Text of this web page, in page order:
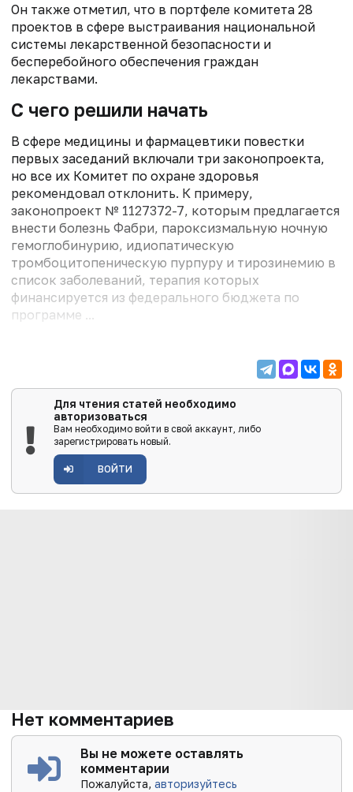
Он также отметил, что в портфеле комитета 28
проектов в сфере выстраивания национальной
системы лекарственной безопасности и
бесперебойного обеспечения граждан
лекарствами.
С чего решили начать
В сфере медицины и фармацевтики повестки
первых заседаний включали три законопроекта,
но все их Комитет по охране здоровья
рекомендовал отклонить. К примеру,
законопроект № 1127372-7, которым предлагается
внести болезнь Фабри, пароксизмальную ночную
гемоглобинурию, идиопатическую
тромбоцитопеническую пурпуру и тирозинемию в
список заболеваний, терапия которых
финансируется из федерального бюджета по
программе ...
Для чтения статей необходимо
авторизоваться
Вам необходимо войти в свой аккаунт, либо
зарегистрировать новый.
ВОЙТИ
Нет комментариев
Вы не можете оставлять
комментарии
Пожалуйста,авторизуйтесь